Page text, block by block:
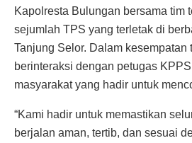
Kapolresta Bulungan bersama tim
sejumlah TPS yang terletak di
Tanjung Selor. Dalam kesempatan
berinteraksi dengan petugas
masyarakat yang hadir untuk
“Kami hadir untuk memastikan
berjalan aman, tertib, dan sesuai